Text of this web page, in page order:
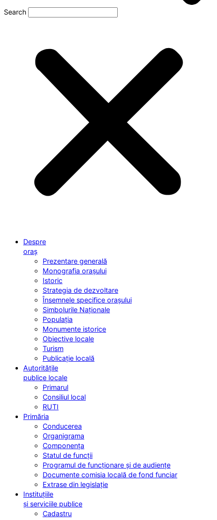
Search
Despre
oraș
Prezentare generală
Monografia orașului
Istoric
Strategia de dezvoltare
Însemnele specifice orașului
Simbolurile Naționale
Populația
Monumente istorice
Obiective locale
Turism
Publicație locală
Autoritățile
publice locale
Primarul
Consiliul local
RUTI
Primăria
Conducerea
Organigrama
Componența
Statul de funcții
Programul de funcționare și de audiențe
Documente comisia locală de fond funciar
Extrase din legislație
Instituțiile
și serviciile publice
Cadastru